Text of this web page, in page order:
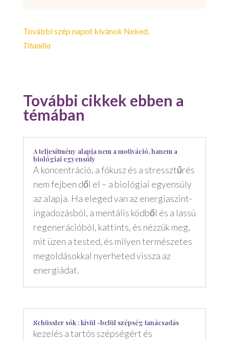
További szép napot kívánok Neked,
Titanilla
További cikkek ebben a
témában
A teljesítmény alapja nem a motiváció, hanem a
biológiai egyensúly
A koncentráció, a fókusz és a stressztűrés
nem fejben dől el – a biológiai egyensúly
az alapja. Ha eleged van az energiaszint-
ingadozásból, a mentális ködből és a lassú
regenerációból, kattints, és nézzük meg,
mit üzen a tested, és milyen természetes
megoldásokkal nyerheted vissza az
energiádat.
Schüssler sók : kívül -belül szépség tanácsadás
kezelés a tartós szépségért és